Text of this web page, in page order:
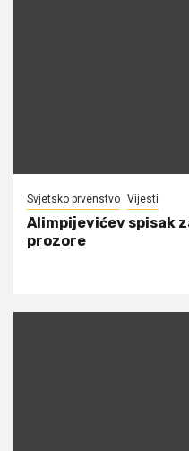
Svjetsko prvenstvo Vijesti
Alimpijevićev spisak
prozore